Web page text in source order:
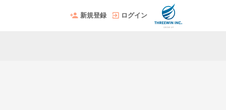
新規登録 ログイン